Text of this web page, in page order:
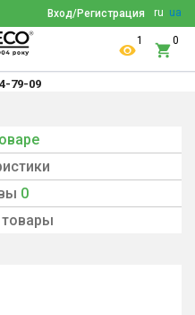
ru ua
Вход/Регистрация
1 0
79-09
0